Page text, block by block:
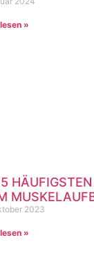
»
HÄUFIGSTEN
2023
»